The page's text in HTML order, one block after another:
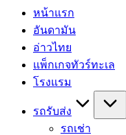
หน้าแรก
อันดามัน
อ่าวไทย
แพ็กเกจทัวร์ทะเล
โรงแรม
รถรับส่ง
รถเช่า